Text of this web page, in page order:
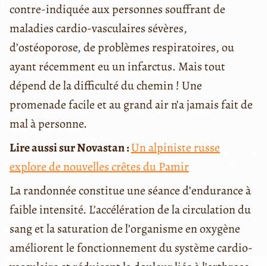
contre-indiquée aux personnes souffrant de
maladies cardio-vasculaires sévères,
d’ostéoporose, de problèmes respiratoires, ou
ayant récemment eu un infarctus. Mais tout
dépend de la difficulté du chemin ! Une
promenade facile et au grand air n’a jamais fait de
mal à personne.
Lire aussi sur Novastan :Un alpiniste russe
explore de nouvelles crêtes du Pamir
La randonnée constitue une séance d’endurance à
faible intensité. L’accélération de la circulation du
sang et la saturation de l’organisme en oxygène
améliorent le fonctionnement du système cardio-